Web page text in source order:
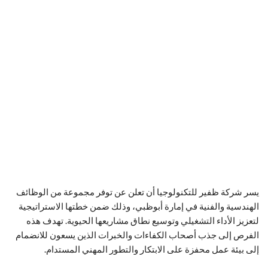
يسر شركة ظفير للتكنولوجيا أن تعلن عن توفر مجموعة من الوظائف
الهندسية والفنية في إمارة أبوظبي، وذلك ضمن خطتها الاستراتيجية
لتعزيز الأداء التشغيلي وتوسيع نطاق مشاريعها الحيوية. تهدف هذه
الفرص إلى جذب أصحاب الكفاءات والخبرات الذين يسعون للانضمام
إلى بيئة عمل محفزة على الابتكار والتطور المهني المستدام.